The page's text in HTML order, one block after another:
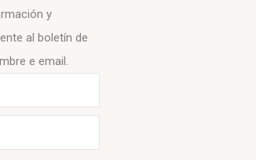
y
al boletín de
e email.